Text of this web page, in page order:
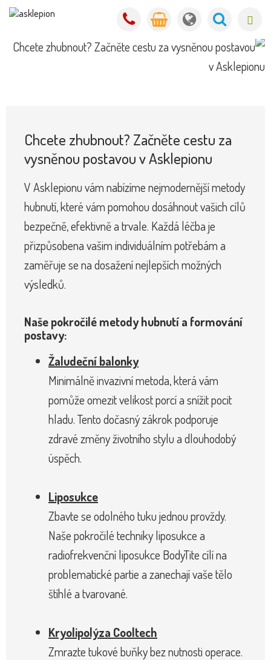
Chcete zhubnout? Začněte cestu za
vysněnou postavou v Asklepionu
V Asklepionu vám nabízíme nejmodernější metody
hubnutí, které vám pomohou dosáhnout vašich cílů
bezpečně, efektivně a trvale. Každá léčba je
přizpůsobena vašim individuálním potřebám a
zaměřuje se na dosažení nejlepších možných
výsledků.
Naše pokročilé metody hubnutí a formování
postavy:
Žaludeční balonky
Minimálně invazivní metoda, která vám
pomůže omezit velikost porcí a snížit pocit
hladu. Tento dočasný zákrok podporuje
zdravé změny životního stylu a dlouhodobý
úspěch.
Liposukce
Zbavte se odolného tuku jednou provždy.
Naše pokročilé techniky liposukce a
radiofrekvenční liposukce BodyTite cílí na
problematické partie a zanechají vaše tělo
štíhlé a tvarované.
Kryolipolýza Cooltech
Zmrazte tukové buňky bez nutnosti operace.